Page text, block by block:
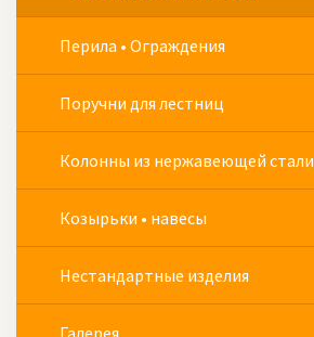
Перила • Ограждения
Поручни для лестниц
Колонны из нержавеющей стали
Козырьки • навесы
Нестандартные изделия
Галерея